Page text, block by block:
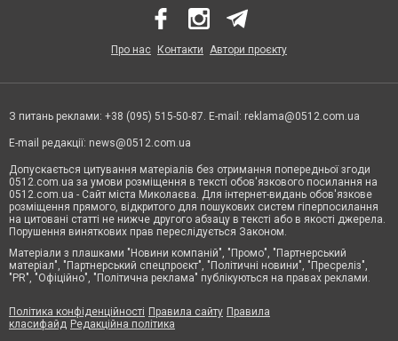
Про нас Контакти Автори проєкту
З питань реклами: +38 (095) 515-50-87. E-mail: reklama@0512.com.ua
E-mail редакції: news@0512.com.ua
Допускається цитування матеріалів без отримання попередньої згоди
0512.com.ua за умови розміщення в тексті обов'язкового посилання на
0512.com.ua - Сайт міста Миколаєва. Для інтернет-видань обов'язкове
розміщення прямого, відкритого для пошукових систем гіперпосилання
на цитовані статті не нижче другого абзацу в тексті або в якості джерела.
Порушення виняткових прав переслідується Законом.
Матеріали з плашками "Новини компаній", "Промо", "Партнерський
матеріал", "Партнерський спецпроєкт", "Політичні новини", "Пресреліз",
"PR", "Офіційно", "Політична реклама" публікуються на правах реклами.
Політика конфіденційності Правила сайту Правила
класифайд Редакційна політика